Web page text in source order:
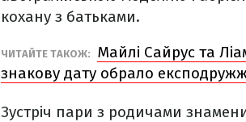
кохану з батьками.
ЧИТАЙТЕ ТАКОЖ:
Майлі Сайрус та
знакову дату обрало
Зустріч пари з родичами